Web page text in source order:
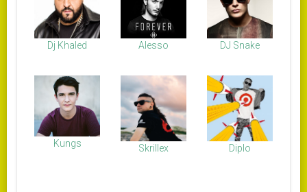
Dj Khaled Alesso DJ Snake
Kungs Skrillex Diplo